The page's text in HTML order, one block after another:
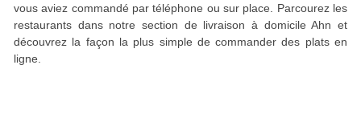
vous aviez commandé par téléphone ou sur place. Parcourez les
restaurants dans notre section de livraison à domicile Ahn et
découvrez la façon la plus simple de commander des plats en
ligne.